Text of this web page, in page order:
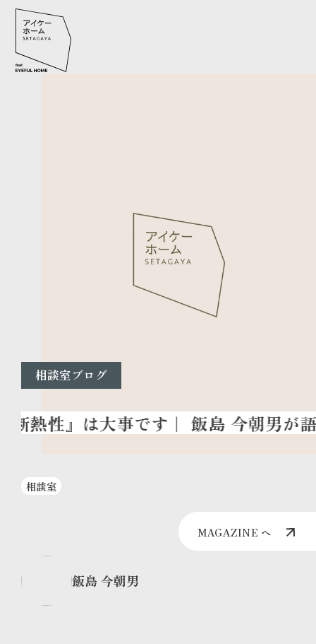
相談室ブログ
相談室
MAGAZINE へ
飯島 今朝男